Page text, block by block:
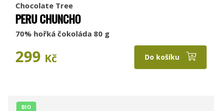
Chocolate Tree
PERU CHUNCHO
70% hořká čokoláda 80 g
299 Kč Do košíku
BIO